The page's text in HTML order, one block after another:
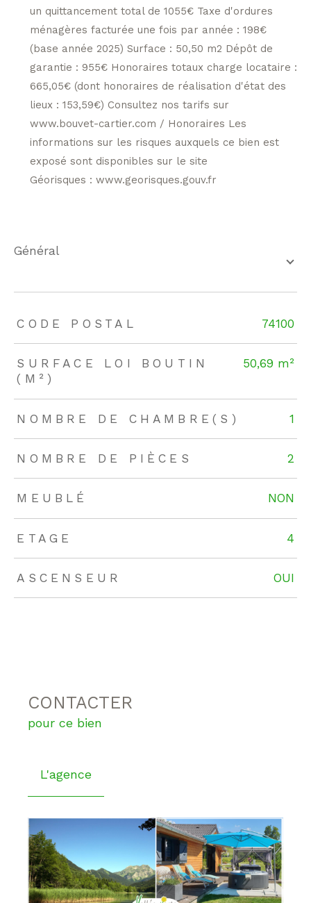
un quittancement total de 1055€ Taxe d'ordures
ménagères facturée une fois par année : 198€
(base année 2025) Surface : 50,50 m2 Dépôt de
garantie : 955€ Honoraires totaux charge locataire :
665,05€ (dont honoraires de réalisation d'état des
lieux : 153,59€) Consultez nos tarifs sur
www.bouvet-cartier.com / Honoraires Les
informations sur les risques auxquels ce bien est
exposé sont disponibles sur le site
Géorisques : www.georisques.gouv.fr
général
TRAD_ZEPHYR_Caracteristique TRAD_ZEPHYR_Valeurs
CODE POSTAL 74100
SURFACE LOI BOUTIN
(M²)
50,69 m²
NOMBRE DE CHAMBRE(S) 1
NOMBRE DE PIÈCES 2
MEUBLÉ NON
ETAGE 4
ASCENSEUR OUI
CONTACTER
pour ce bien
L'agence